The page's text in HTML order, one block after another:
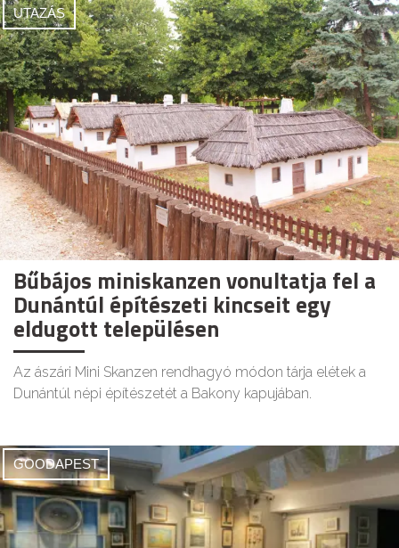
UTAZÁS
Bűbájos miniskanzen vonultatja fel a
Dunántúl építészeti kincseit egy
eldugott településen
Az ászári Mini Skanzen rendhagyó módon tárja elétek a
Dunántúl népi építészetét a Bakony kapujában.
GOODAPEST